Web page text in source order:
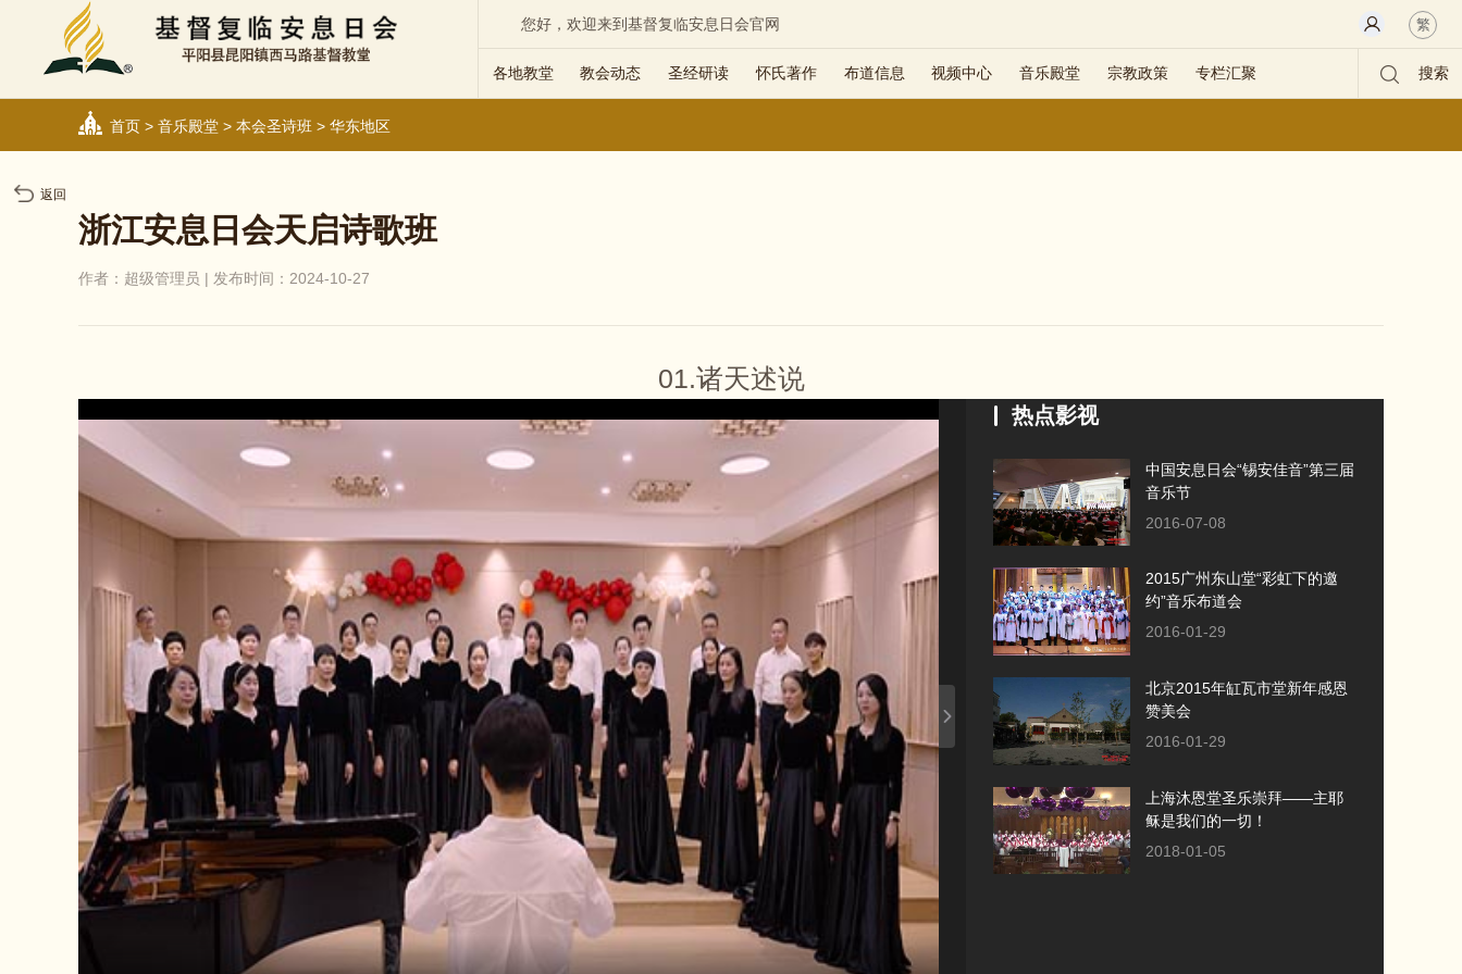
您好，欢迎来到基督复临安息日会官网 繁
各地教堂 教会动态 圣经研读 怀氏著作 布道信息 视频中心 音乐殿堂 宗教政策 专栏汇聚 搜索
首页> 音乐殿堂> 本会圣诗班 > 华东地区
返回
浙江安息日会天启诗歌班
作者：超级管理员 | 发布时间：2024-10-27
01.诸天述说
热点影视
中国安息日会“锡安佳音”第三届
音乐节
2016-07-08
2015广州东山堂“彩虹下的邀
约”音乐布道会
2016-01-29
北京2015年缸瓦市堂新年感恩
赞美会
2016-01-29
上海沐恩堂圣乐崇拜——主耶
稣是我们的一切！
2018-01-05